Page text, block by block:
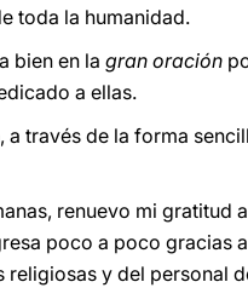
toda la humanidad.
bien en la gran oración
a ellas.
través de la forma
renuevo mi
poco a poco gracias
religiosas y del personal